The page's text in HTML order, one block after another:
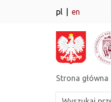
pl en
Strona główna
Wpisz szukaną